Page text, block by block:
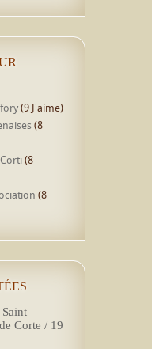
(9 J'aime)
(8
(8
(8
Saint
Corte / 19